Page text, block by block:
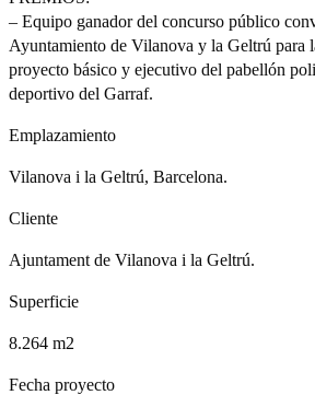
– Equipo ganador del concurso público
Ayuntamiento de Vilanova y la Geltrú para
proyecto básico y ejecutivo del pabellón
deportivo del Garraf.
Emplazamiento
Vilanova i la Geltrú, Barcelona.
Cliente
Ajuntament de Vilanova i la Geltrú.
Superficie
8.264 m2
Fecha proyecto